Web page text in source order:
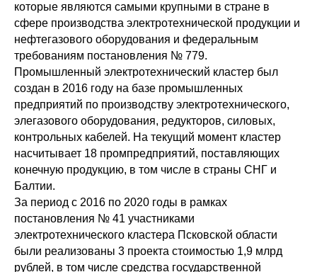
которые являются самыми крупными в стране в
сфере производства электротехнической продукции и
нефтегазового оборудования и федеральным
требованиям постановления № 779.
Промышленный электротехнический кластер был
создан в 2016 году на базе промышленных
предприятий по производству электротехнического,
элегазового оборудования, редукторов, силовых,
контрольных кабелей. На текущий момент кластер
насчитывает 18 промпредприятий, поставляющих
конечную продукцию, в том числе в страны СНГ и
Балтии.
За период с 2016 по 2020 годы в рамках
постановления № 41 участниками
электротехнического кластера Псковской области
были реализованы 3 проекта стоимостью 1,9 млрд
рублей, в том числе средства государственной